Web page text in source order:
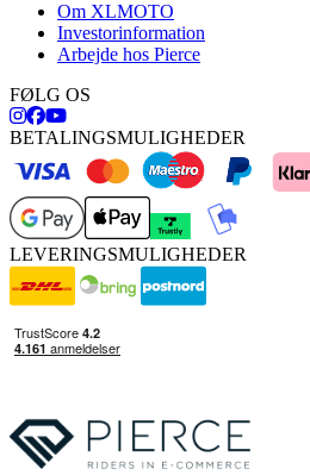
Om XLMOTO
Investorinformation
Arbejde hos Pierce
FØLG OS
BETALINGSMULIGHEDER
LEVERINGSMULIGHEDER